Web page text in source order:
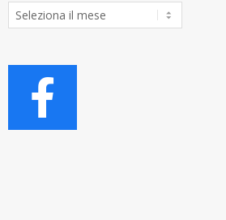
Archivio
Articoli